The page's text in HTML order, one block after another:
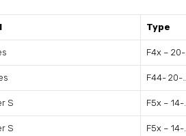
Type
F4x – 20-…
F44- 20-…
S F5x – 14-…
S F5x – 14-…